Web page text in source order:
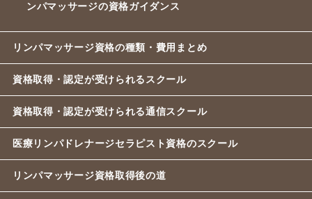
ンパマッサージの資格ガイダンス
リンパマッサージ資格の種類・費用まとめ
資格取得・認定が受けられるスクール
資格取得・認定が受けられる通信スクール
医療リンパドレナージセラピスト資格のスクール
リンパマッサージ資格取得後の道